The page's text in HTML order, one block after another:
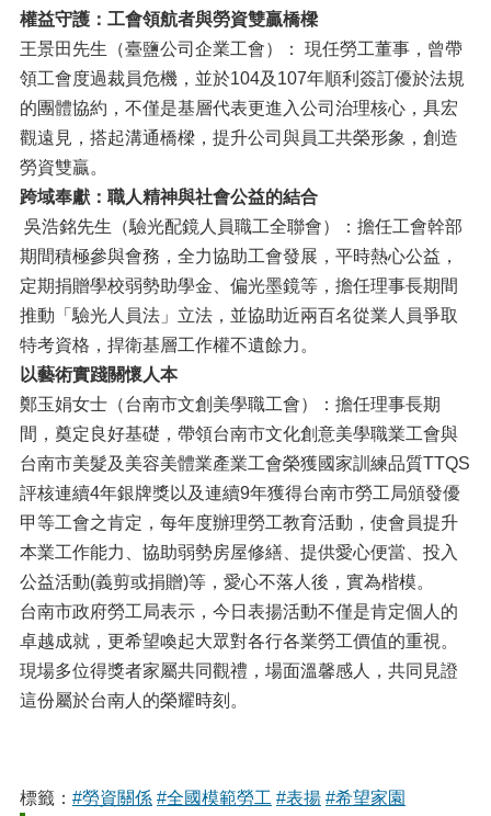
權益守護：工會領航者與勞資雙贏橋樑
王景田先生（臺鹽公司企業工會）： 現任勞工董事，曾帶
領工會度過裁員危機，並於104及107年順利簽訂優於法規
的團體協約，不僅是基層代表更進入公司治理核心，具宏
觀遠見，搭起溝通橋樑，提升公司與員工共榮形象，創造
勞資雙贏。
跨域奉獻：職人精神與社會公益的結合
吳浩銘先生（驗光配鏡人員職工全聯會）：擔任工會幹部
期間積極參與會務，全力協助工會發展，平時熱心公益，
定期捐贈學校弱勢助學金、偏光墨鏡等，擔任理事長期間
推動「驗光人員法」立法，並協助近兩百名從業人員爭取
特考資格，捍衛基層工作權不遺餘力。
以藝術實踐關懷人本
鄭玉娟女士（台南市文創美學職工會）：擔任理事長期
間，奠定良好基礎，帶領台南市文化創意美學職業工會與
台南市美髮及美容美體業產業工會榮獲國家訓練品質TTQS
評核連續4年銀牌獎以及連續9年獲得台南市勞工局頒發優
甲等工會之肯定，每年度辦理勞工教育活動，使會員提升
本業工作能力、協助弱勢房屋修繕、提供愛心便當、投入
公益活動(義剪或捐贈)等，愛心不落人後，實為楷模。
台南市政府勞工局表示，今日表揚活動不僅是肯定個人的
卓越成就，更希望喚起大眾對各行各業勞工價值的重視。
現場多位得獎者家屬共同觀禮，場面溫馨感人，共同見證
這份屬於台南人的榮耀時刻。
標籤： #勞資關係 #全國模範勞工 #表揚 #希望家園